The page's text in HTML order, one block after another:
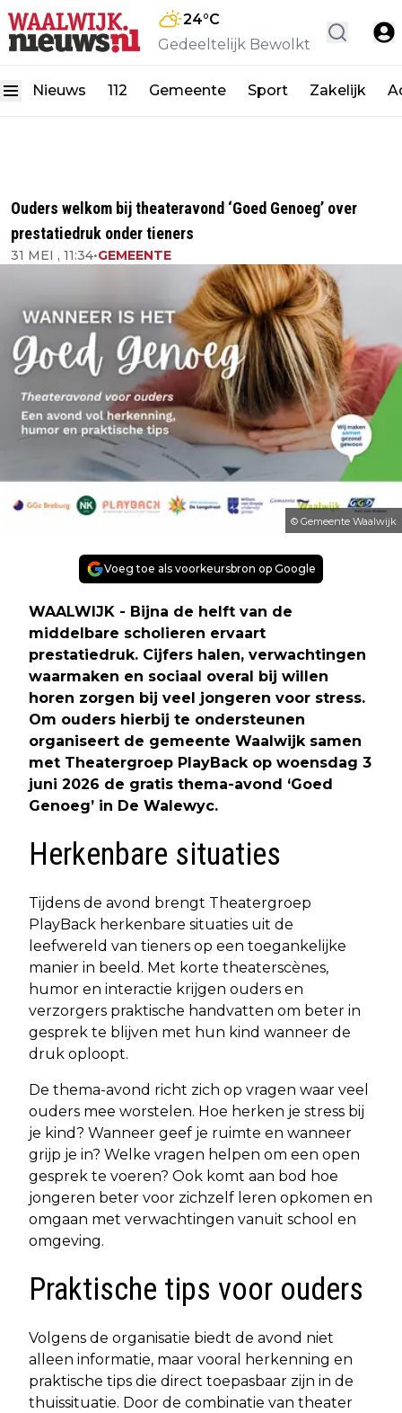
24°C
Gedeeltelijk Bewolkt
Nieuws 112 Gemeente Sport Zakelijk
Ouders welkom bij theateravond ‘Goed Genoeg’ over
prestatiedruk onder tieners
31 MEI , 11:34•GEMEENTE
© Gemeente Waalwijk
Voeg toe als voorkeursbron op Google
WAALWIJK - Bijna de helft van de
middelbare scholieren ervaart
prestatiedruk. Cijfers halen, verwachtingen
waarmaken en sociaal overal bij willen
horen zorgen bij veel jongeren voor stress.
Om ouders hierbij te ondersteunen
organiseert de gemeente Waalwijk samen
met Theatergroep PlayBack op woensdag 3
juni 2026 de gratis thema-avond ‘Goed
Genoeg’ in De Walewyc.
Herkenbare situaties
Tijdens de avond brengt Theatergroep
PlayBack herkenbare situaties uit de
leefwereld van tieners op een toegankelijke
manier in beeld. Met korte theaterscènes,
humor en interactie krijgen ouders en
verzorgers praktische handvatten om beter in
gesprek te blijven met hun kind wanneer de
druk oploopt.
De thema-avond richt zich op vragen waar veel
ouders mee worstelen. Hoe herken je stress bij
je kind? Wanneer geef je ruimte en wanneer
grijp je in? Welke vragen helpen om een open
gesprek te voeren? Ook komt aan bod hoe
jongeren beter voor zichzelf leren opkomen en
omgaan met verwachtingen vanuit school en
omgeving.
Praktische tips voor ouders
Volgens de organisatie biedt de avond niet
alleen informatie, maar vooral herkenning en
praktische tips die direct toepasbaar zijn in de
thuissituatie. Door de combinatie van theater